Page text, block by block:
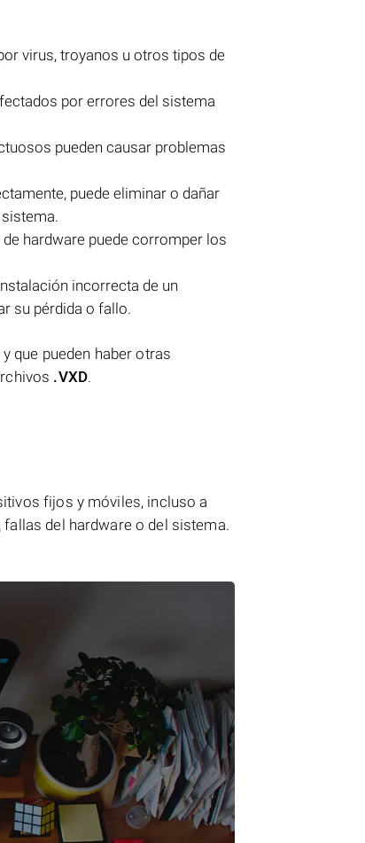
virus, troyanos u otros tipos de
por errores del sistema
pueden causar problemas
puede eliminar o dañar
hardware puede corromper los
incorrecta de un
su pérdida o fallo.
que pueden haber otras
.VXD.
fijos y móviles, incluso a
del hardware o del sistema.